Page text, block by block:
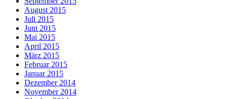
August 2015
Juli 2015
Juni 2015
Mai 2015
April 2015
März 2015
Februar 2015
Januar 2015
Dezember 2014
November 2014